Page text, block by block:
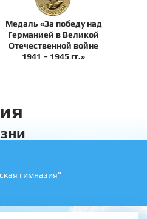
Медаль «За победу над
Германией в Великой
Отечественной войне
1941 – 1945 гг.»
гимназия"